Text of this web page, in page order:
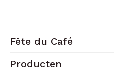
Fête du Café
Producten